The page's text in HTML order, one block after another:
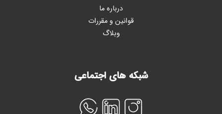
درباره ما
قوانین و مقررات
وبلاگ
شبکه های اجتماعی